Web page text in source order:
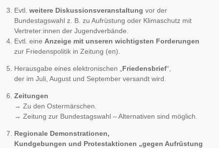
Evtl. weitere Diskussionsveranstaltung vor der
Bundestagswahl z. B. zu Aufrüstung oder Klimaschutz mit
Vertreter:innen der Jugendverbände.
Evtl. eine Anzeige mit unseren wichtigsten Forderungen
zur Friedenspolitik in Zeitung (en).
Herausgabe eines elektronischen „ Friedensbrief“,
der im Juli, August und September versandt wird.
Zeitungen
→ Zu den Ostermärschen.
→ Zeitung zur Bundestagswahl – Alternativen sind möglich.
Regionale Demonstrationen,
Kundgebungen und Protestaktionen „gegen Aufrüstung